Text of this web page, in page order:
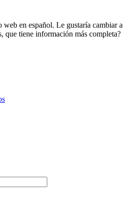
web en español. Le gustaría cambiar a
que tiene información más completa?